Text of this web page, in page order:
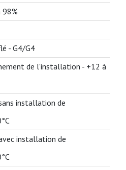
98%
- G4/G4
de l'installation - +12 à
installation de
installation de